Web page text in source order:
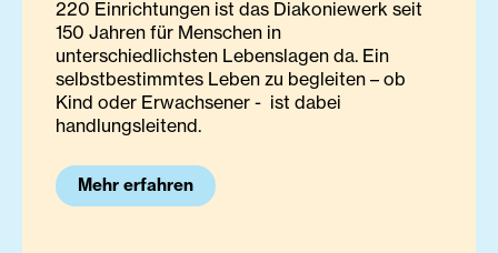
220 Einrichtungen ist das Diakoniewerk seit
150 Jahren für Menschen in
unterschiedlichsten Lebenslagen da. Ein
selbstbestimmtes Leben zu begleiten – ob
Kind oder Erwachsener - ist dabei
handlungsleitend.
Mehr erfahren